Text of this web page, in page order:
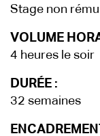
Stage non
VOLUME
4 heures le soir
DURÉE :
32 semaines